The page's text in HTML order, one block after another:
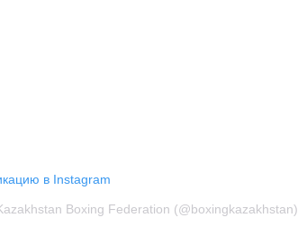
в Instagram
Boxing Federation (@boxingkazakhstan)